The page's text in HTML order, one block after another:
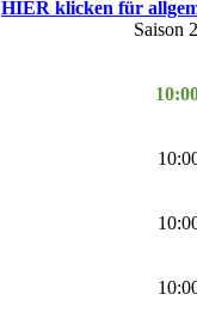
HIER klicken für
Saison